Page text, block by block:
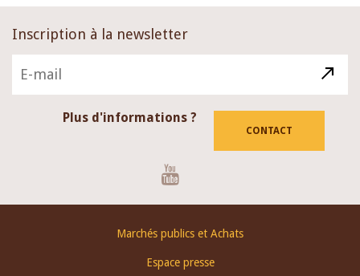
Inscription à la newsletter
Plus d'informations ?
CONTACT
Marchés publics et Achats
Espace presse